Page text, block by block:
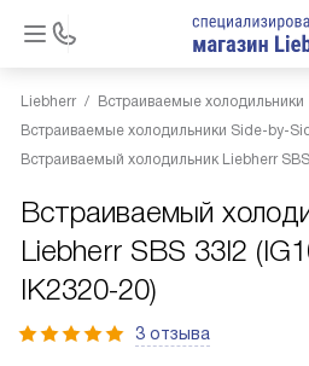
Liebherr
Встраиваемые холодильники
Встраиваемые холодильники Side-by-
Встраиваемый холодильник Liebherr
Встраиваемый
Liebherr SBS 33I2
IK2320-20)
3 отзыва